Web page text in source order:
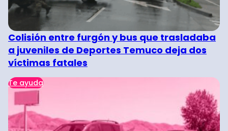
Colisión entre furgón y bus que trasladaba
a juveniles de Deportes Temuco deja dos
víctimas fatales
Te ayuda